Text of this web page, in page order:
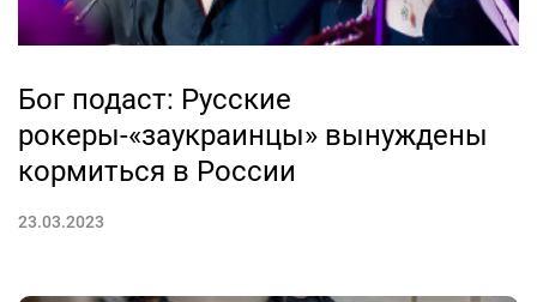
Бог подаст: Русские
рокеры-«заукраинцы» вынуждены
кормиться в России
23.03.2023